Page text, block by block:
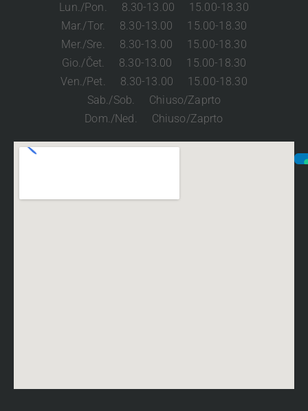
Lun./Pon. 8.30-13.00 15.00-18.30
Mar./Tor. 8.30-13.00 15.00-18.30
Mer./Sre. 8.30-13.00 15.00-18.30
Gio./Čet. 8.30-13.00 15.00-18.30
Ven./Pet. 8.30-13.00 15.00-18.30
Sab./Sob. Chiuso/Zaprto
Dom./Ned. Chiuso/Zaprto